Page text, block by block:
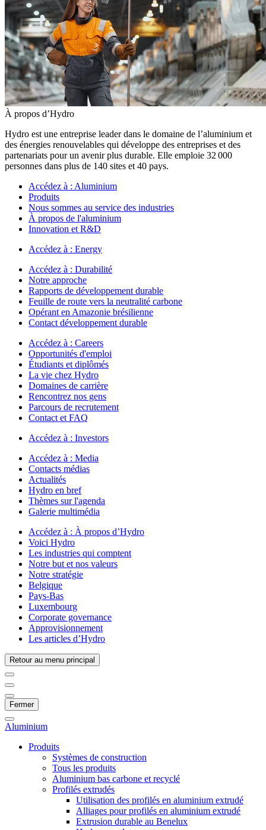
À propos d’Hydro
Hydro est une entreprise leader dans le domaine de l’aluminium et
des énergies renouvelables qui développe des entreprises et des
partenariats pour un avenir plus durable. Elle emploie 32 000
personnes dans plus de 140 sites et 40 pays.
Accédez à : Aluminium
Produits
Nous sommes au service des industries
À propos de l'aluminium
Innovation et R&D
Accédez à : Energy
Accédez à : Durabilité
Notre approche
Rapports de développement durable
Feuille de route vers la neutralité carbone
Opérant en Amazonie brésilienne
Contact développement durable
Accédez à : Careers
Opportunités d'emploi
Étudiants et diplômés
La vie chez Hydro
Domaines de carrière
Rencontrez nos gens
Parcours de recrutement
Contact et FAQ
Accédez à : Investors
Accédez à : Media
Contacts médias
Actualités
Hydro en bref
Thèmes sur l'agenda
Galerie multimédia
Accédez à : À propos d’Hydro
Voici Hydro
Les industries qui comptent
Notre but et nos valeurs
Notre stratégie
Belgique
Pays-Bas
Luxembourg
Corporate governance
Approvisionnement
Les articles d’Hydro
Retour au menu principal
Fermer
Aluminium
Produits
Systèmes de construction
Tous les produits
Aluminium bas carbone et recyclé
Profilés extrudés
Utilisation des profilés en aluminium extrudé
Alliages pour profilés en aluminium extrudé
Extrusion durable au Benelux